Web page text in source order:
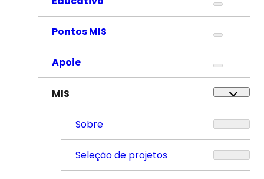
Pontos MIS
Apoie
MIS
Sobre
Seleção de projetos